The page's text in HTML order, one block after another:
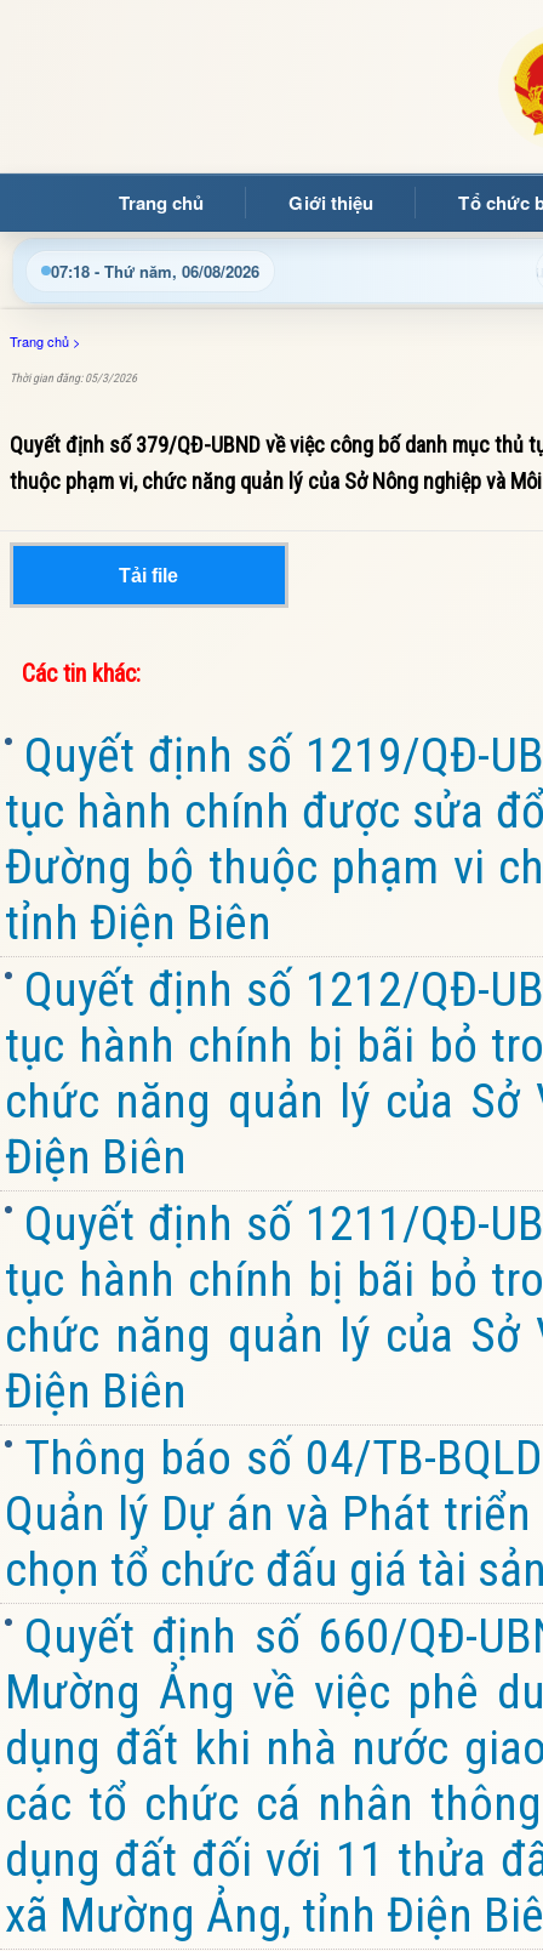
Trang chủ Giới thiệu Tổ chức
07:18 - Thứ năm, 06/08/2026
quý bạn đọc đến với Trang thông tin điện tử xã Mường
Trang chủ >
Thời gian đăng: 05/3/2026
Quyết định số 379/QĐ-UBND về việc công bố danh mục
thuộc phạm vi, chức năng quản lý của Sở Nông nghiệp và
Tải file
Các tin khác:
Quyết định số 1219/QĐ-
tục hành chính được sửa
Đường bộ thuộc phạm vi
tỉnh Điện Biên
Quyết định số 1212/QĐ-
tục hành chính bị bãi bỏ
chức năng quản lý của
Điện Biên
Quyết định số 1211/QĐ-
tục hành chính bị bãi bỏ
chức năng quản lý của
Điện Biên
Thông báo số 04/TB-
Quản lý Dự án và Phát
chọn tổ chức đấu giá tài
Quyết định số 660/QĐ-
Mường Ảng về việc phê
dụng đất khi nhà nước
các tổ chức cá nhân
dụng đất đối với 11 thửa
xã Mường Ảng, tỉnh Điện